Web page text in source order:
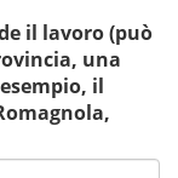
il lavoro (può
una
il